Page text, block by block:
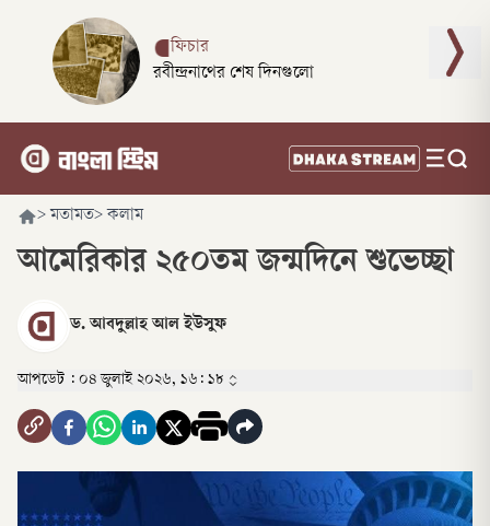
ফিচার
রবীন্দ্রনাথের শেষ দিনগুলো
> মতামত> কলাম
আমেরিকার ২৫০তম জন্মদিনে শুভেচ্ছা
ড. আবদুল্লাহ আল ইউসুফ
আপডেট : ০৪ জুলাই ২০২৬, ১৬: ১৮